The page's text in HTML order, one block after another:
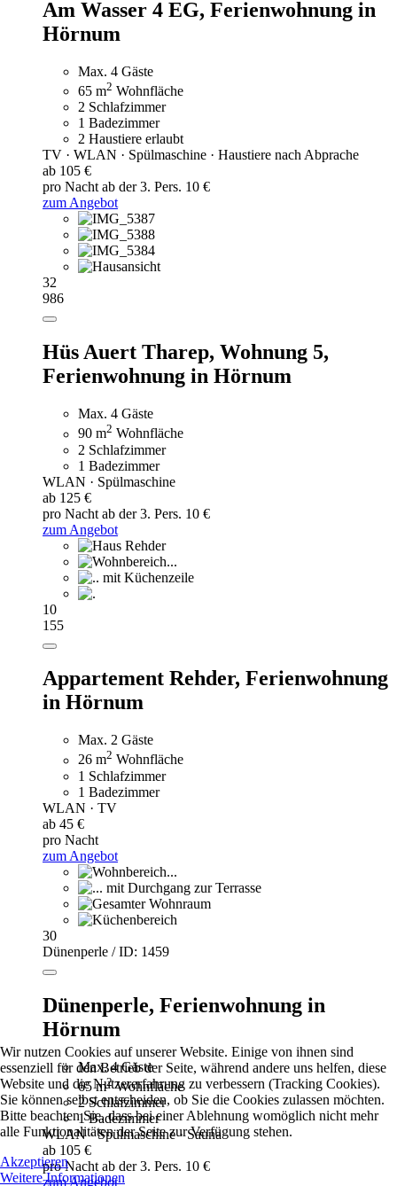
Am Wasser 4 EG, Ferienwohnung in
Hörnum
Max. 4 Gäste
65 m2 Wohnfläche
2 Schlafzimmer
1 Badezimmer
2 Haustiere erlaubt
TV · WLAN · Spülmaschine · Haustiere nach Abprache
ab 105 €
pro Nachtab der 3. Pers. 10 €
zum Angebot
32
986
Hüs Auert Tharep, Wohnung 5,
Ferienwohnung in Hörnum
Max. 4 Gäste
90 m2 Wohnfläche
2 Schlafzimmer
1 Badezimmer
WLAN · Spülmaschine
ab 125 €
pro Nacht ab der 3. Pers. 10 €
zum Angebot
10
155
Appartement Rehder, Ferienwohnung
in Hörnum
Max. 2 Gäste
26 m2 Wohnfläche
1 Schlafzimmer
1 Badezimmer
WLAN · TV
ab 45 €
pro Nacht
zum Angebot
30
Dünenperle / ID: 1459
Dünenperle, Ferienwohnung in
Hörnum
Max. 4 Gäste
65 m2Wohnfläche
2 Schlafzimmer
1 Badezimmer
WLAN · Spülmaschine · Sauna
ab 105 €
pro Nacht ab der 3. Pers. 10 €
zum Angebot
Wir nutzen Cookies auf unserer Website. Einige von ihnen sind
essenziell für den Betrieb der Seite, während andere uns helfen, diese
Website und die Nutzererfahrung zu verbessern (Tracking Cookies).
Sie können selbst entscheiden, ob Sie die Cookies zulassen möchten.
Bitte beachten Sie, dass bei einer Ablehnung womöglich nicht mehr
alle Funktionalitäten der Seite zur Verfügung stehen.
Akzeptieren
Weitere Informationen